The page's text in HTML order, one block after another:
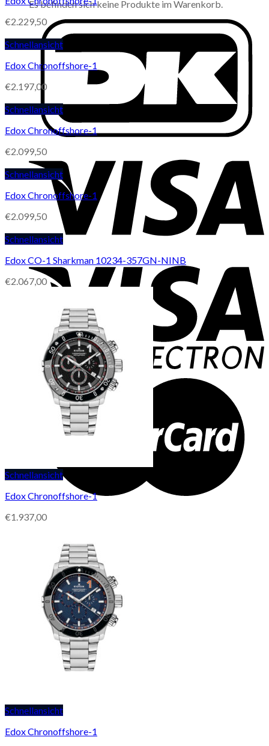
Es befinden sich keine Produkte im Warenkorb.
€2.229,50
Schnellansicht
Edox Chronoffshore-1
€2.197,00
Schnellansicht
Edox Chronoffshore-1
€2.099,50
Schnellansicht
Edox Chronoffshore-1
€2.099,50
Schnellansicht
Edox CO-1 Sharkman 10234-357GN-NINB
€2.067,00
Schnellansicht
Edox Chronoffshore-1
€1.937,00
Schnellansicht
Edox Chronoffshore-1